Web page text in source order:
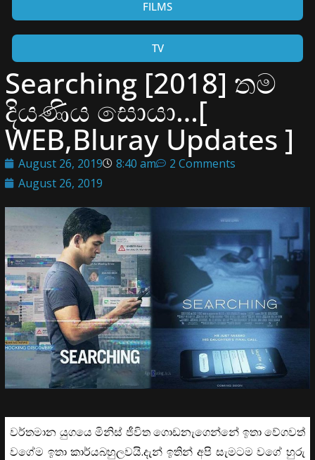
FILMS
TV
Searching [2018] තම
දියණිය සොයා…[
WEB,Bluray Updates ]
August 26, 2019 8:40 am
2 Comments
August 26, 2019
වර්තමාන යුගයෙ මිනිස් ජීවිත ගොඩනැගෙන්නේ ඉතා වේගවත්
වගේම ඉතා කාර්යබහුලවයි.දැන් ඉතින් අපි සැමටම වගේ හුරු